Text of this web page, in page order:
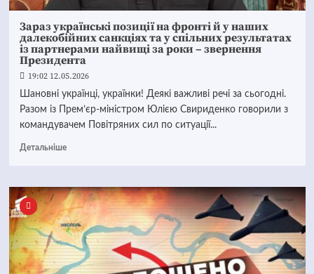
Зараз українські позиції на фронті й у наших
далекобійних санкціях та у спільних результатах
із партнерами найвищі за роки – звернення
Президента
19:02 12.05.2026
Шановні українці, українки! Деякі важливі речі за сьогодні.
Разом із Прем’єр-міністром Юлією Свириденко говорили з
командувачем Повітряних сил по ситуації...
Детальніше